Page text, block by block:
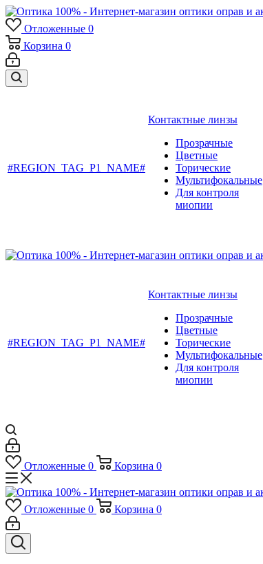
Отложенные 0
Корзина 0
#REGION_TAG_P1_NAME#
Контактные линзы
Прозрачные
Цветные
Торические
Мультифокальные
Для контроля
миопии
#REGION_TAG_P1_NAME#
Контактные линзы
Прозрачные
Цветные
Торические
Мультифокальные
Для контроля
миопии
Отложенные 0 Корзина 0
Отложенные 0 Корзина 0